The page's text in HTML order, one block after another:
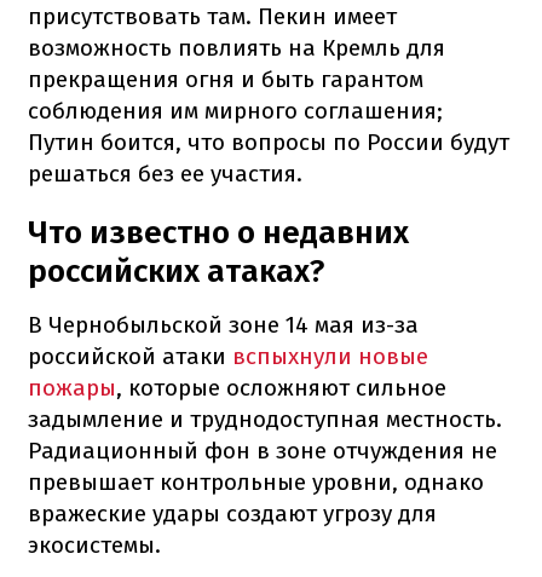
присутствовать там. Пекин имеет
возможность повлиять на Кремль для
прекращения огня и быть гарантом
соблюдения им мирного соглашения;
Путин боится, что вопросы по России будут
решаться без ее участия.
Что известно о недавних
российских атаках?
В Чернобыльской зоне 14 мая из-за
российской атаки вспыхнули новые
пожары, которые осложняют сильное
задымление и труднодоступная местность.
Радиационный фон в зоне отчуждения не
превышает контрольные уровни, однако
вражеские удары создают угрозу для
экосистемы.